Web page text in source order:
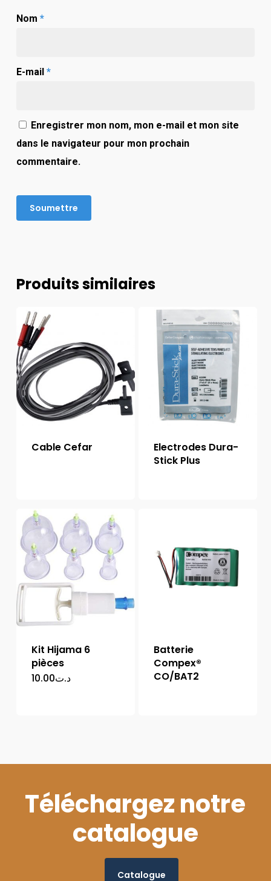
Nom *
E-mail *
Enregistrer mon nom, mon e-mail et mon site
dans le navigateur pour mon prochain
commentaire.
Produits similaires
Cable Cefar
Electrodes Dura-
Stick Plus
Kit Hijama 6
pièces
د.ت10.00
Batterie
Compex®
CO/BAT2
Téléchargez notre
catalogue
Catalogue